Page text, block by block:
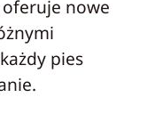
nowe
pies